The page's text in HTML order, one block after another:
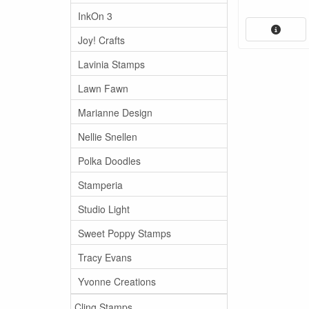
InkOn 3
Joy! Crafts
Lavinia Stamps
Lawn Fawn
Marianne Design
Nellie Snellen
Polka Doodles
Stamperia
Studio Light
Sweet Poppy Stamps
Tracy Evans
Yvonne Creations